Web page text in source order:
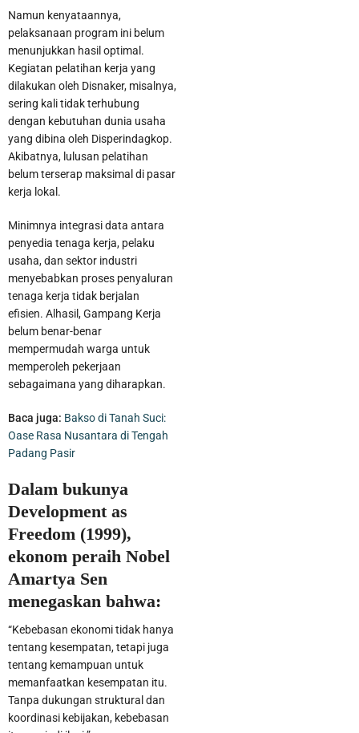
Namun kenyataannya,
pelaksanaan program ini belum
menunjukkan hasil optimal.
Kegiatan pelatihan kerja yang
dilakukan oleh Disnaker, misalnya,
sering kali tidak terhubung
dengan kebutuhan dunia usaha
yang dibina oleh Disperindagkop.
Akibatnya, lulusan pelatihan
belum terserap maksimal di pasar
kerja lokal.
Minimnya integrasi data antara
penyedia tenaga kerja, pelaku
usaha, dan sektor industri
menyebabkan proses penyaluran
tenaga kerja tidak berjalan
efisien. Alhasil, Gampang Kerja
belum benar-benar
mempermudah warga untuk
memperoleh pekerjaan
sebagaimana yang diharapkan.
Baca juga: Bakso di Tanah Suci:
Oase Rasa Nusantara di Tengah
Padang Pasir
Dalam bukunya
Development as
Freedom (1999),
ekonom peraih Nobel
Amartya Sen
menegaskan bahwa:
“Kebebasan ekonomi tidak hanya
tentang kesempatan, tetapi juga
tentang kemampuan untuk
memanfaatkan kesempatan itu.
Tanpa dukungan struktural dan
koordinasi kebijakan, kebebasan